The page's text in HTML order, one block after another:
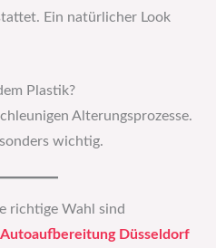
Ein natürlicher Look
Plastik?
Alterungsprozesse.
wichtig.
richtige Wahl sind
Autoaufbereitung Düsseldorf